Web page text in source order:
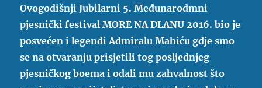
Ovogodišnji Jubilarni 5. Međunarodmni
pjesnički festival MORE NA DLANU 2016. bio je
posvećen i legendi Admiralu Mahiću gdje smo
se na otvaranju prisjetili tog posljednjeg
pjesničkog boema i odali mu zahvalnost što